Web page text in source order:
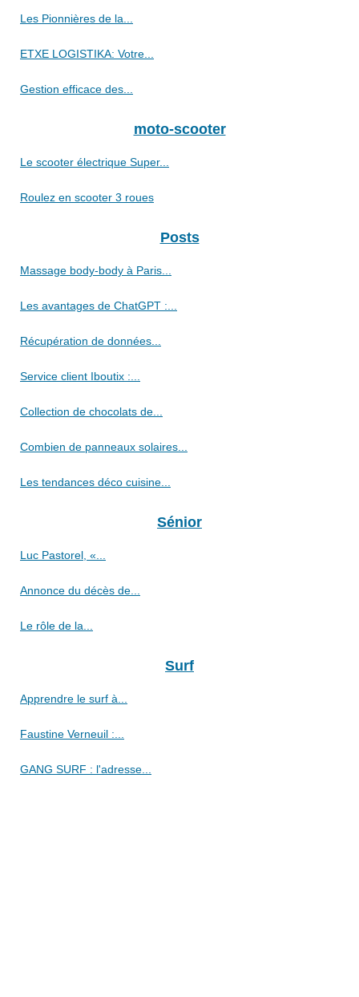
Les Pionnières de la...
ETXE LOGISTIKA: Votre...
Gestion efficace des...
moto-scooter
Le scooter électrique Super...
Roulez en scooter 3 roues
Posts
Massage body-body à Paris...
Les avantages de ChatGPT :...
Récupération de données...
Service client Iboutix :...
Collection de chocolats de...
Combien de panneaux solaires...
Les tendances déco cuisine...
Sénior
Luc Pastorel, «...
Annonce du décès de...
Le rôle de la...
Surf
Apprendre le surf à...
Faustine Verneuil :...
GANG SURF : l'adresse...